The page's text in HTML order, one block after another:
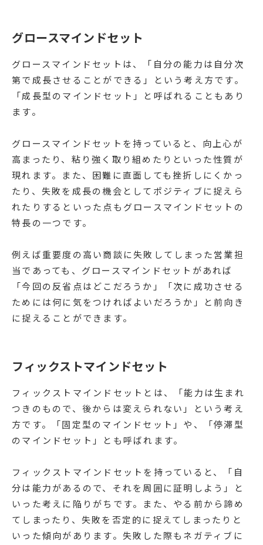
グロースマインドセット
グロースマインドセットは、「自分の能力は自分次
第で成長させることができる」という考え方です。
「成長型のマインドセット」と呼ばれることもあり
ます。
グロースマインドセットを持っていると、向上心が
高まったり、粘り強く取り組めたりといった性質が
現れます。また、困難に直面しても挫折しにくかっ
たり、失敗を成長の機会としてポジティブに捉えら
れたりするといった点もグロースマインドセットの
特長の一つです。
例えば重要度の高い商談に失敗してしまった営業担
当であっても、グロースマインドセットがあれば
「今回の反省点はどこだろうか」「次に成功させる
ためには何に気をつければよいだろうか」と前向き
に捉えることができます。
フィックストマインドセット
フィックストマインドセットとは、「能力は生まれ
つきのもので、後からは変えられない」という考え
方です。「固定型のマインドセット」や、「停滞型
のマインドセット」とも呼ばれます。
フィックストマインドセットを持っていると、「自
分は能力があるので、それを周囲に証明しよう」と
いった考えに陥りがちです。また、やる前から諦め
てしまったり、失敗を否定的に捉えてしまったりと
いった傾向があります。失敗した際もネガティブに